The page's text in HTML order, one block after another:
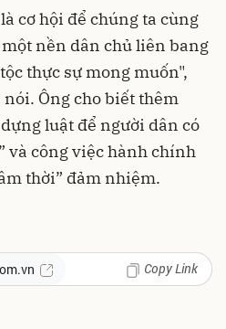
cơ hội để chúng ta cùng
nền dân chủ liên bang
thực sự mong muốn",
Ông cho biết thêm
dựng luật để người dân có
và công việc hành chính
thời” đảm nhiệm.
Copy Link